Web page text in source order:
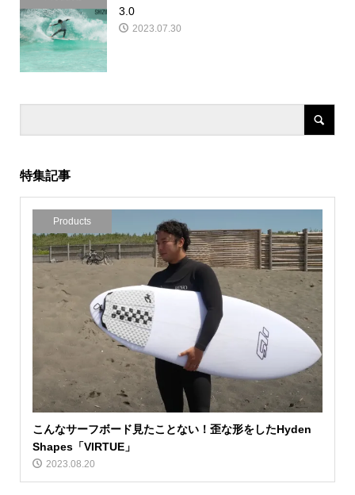
3.0
2023.07.30
特集記事
Products
こんなサーフボード見たことない！歪な形をしたHyden
Shapes「VIRTUE」
2023.08.20